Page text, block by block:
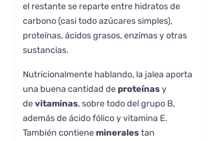
el restante se reparte entre hidratos de
carbono (casi todo azúcares simples),
proteínas, ácidos grasos, enzimas y otras
sustancias.
Nutricionalmente hablando, la jalea aporta
una buena cantidad de proteínasy
devitaminas, sobre todo del grupo B,
además de ácido fólico y vitamina E.
También contiene mineralestan